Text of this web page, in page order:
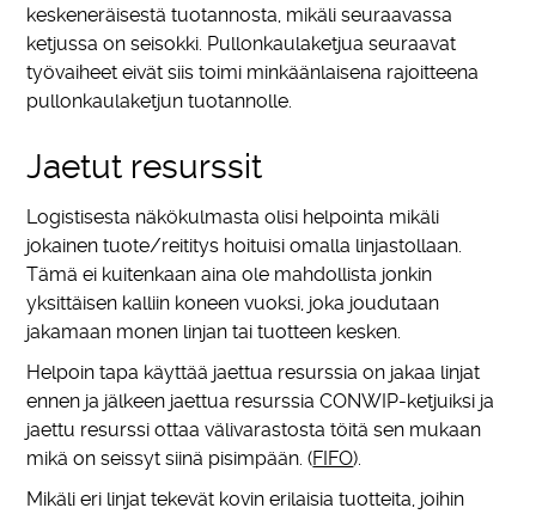
keskeneräisestä tuotannosta, mikäli seuraavassa
ketjussa on seisokki. Pullonkaulaketjua seuraavat
työvaiheet eivät siis toimi minkäänlaisena rajoitteena
pullonkaulaketjun tuotannolle.
Jaetut resurssit
Logistisesta näkökulmasta olisi helpointa mikäli
jokainen tuote/reititys hoituisi omalla linjastollaan.
Tämä ei kuitenkaan aina ole mahdollista jonkin
yksittäisen kalliin koneen vuoksi, joka joudutaan
jakamaan monen linjan tai tuotteen kesken.
Helpoin tapa käyttää jaettua resurssia on jakaa linjat
ennen ja jälkeen jaettua resurssia CONWIP-ketjuiksi ja
jaettu resurssi ottaa välivarastosta töitä sen mukaan
mikä on seissyt siinä pisimpään. (FIFO).
Mikäli eri linjat tekevät kovin erilaisia tuotteita, joihin